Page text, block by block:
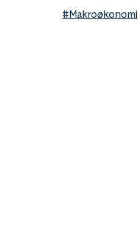
#Makroøkonomi